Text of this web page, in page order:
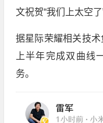
文祝贺“我们上太空
据星际荣耀相关技
上半年完成双曲线
务。